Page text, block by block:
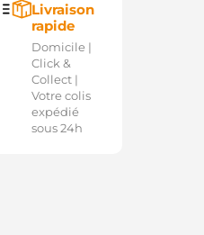
Livraison
rapide
Domicile |
Click &
Collect |
Votre colis
expédié
sous 24h